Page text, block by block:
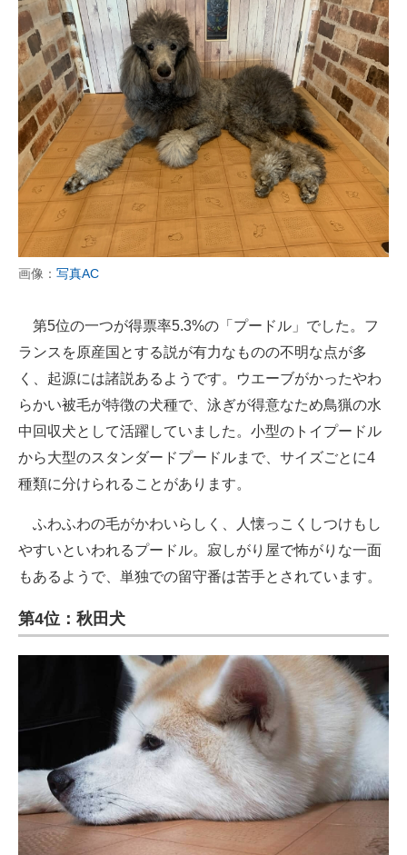
画像： 写真AC
第5位の一つが得票率5.3%の「プードル」でした。フ
ランスを原産国とする説が有力なものの不明な点が多
く、起源には諸説あるようです。ウエーブがかったやわ
らかい被毛が特徴の犬種で、泳ぎが得意なため鳥猟の水
中回収犬として活躍していました。小型のトイプードル
から大型のスタンダードプードルまで、サイズごとに4
種類に分けられることがあります。
ふわふわの毛がかわいらしく、人懐っこくしつけもし
やすいといわれるプードル。寂しがり屋で怖がりな一面
もあるようで、単独での留守番は苦手とされています。
第4位：秋田犬